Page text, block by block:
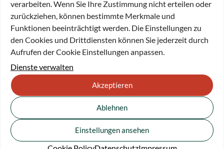
verarbeiten. Wenn Sie Ihre Zustimmung nicht erteilen oder
zurückziehen, können bestimmte Merkmale und
Funktionen beeinträchtigt werden. Die Einstellungen zu
den Cookies und Drittdiensten können Sie jederzeit durch
Aufrufen der Cookie Einstellungen anpassen.
Dienste verwalten
Akzeptieren
Ablehnen
Einstellungen ansehen
Per Testament helfen
Was bewegt Stiftende